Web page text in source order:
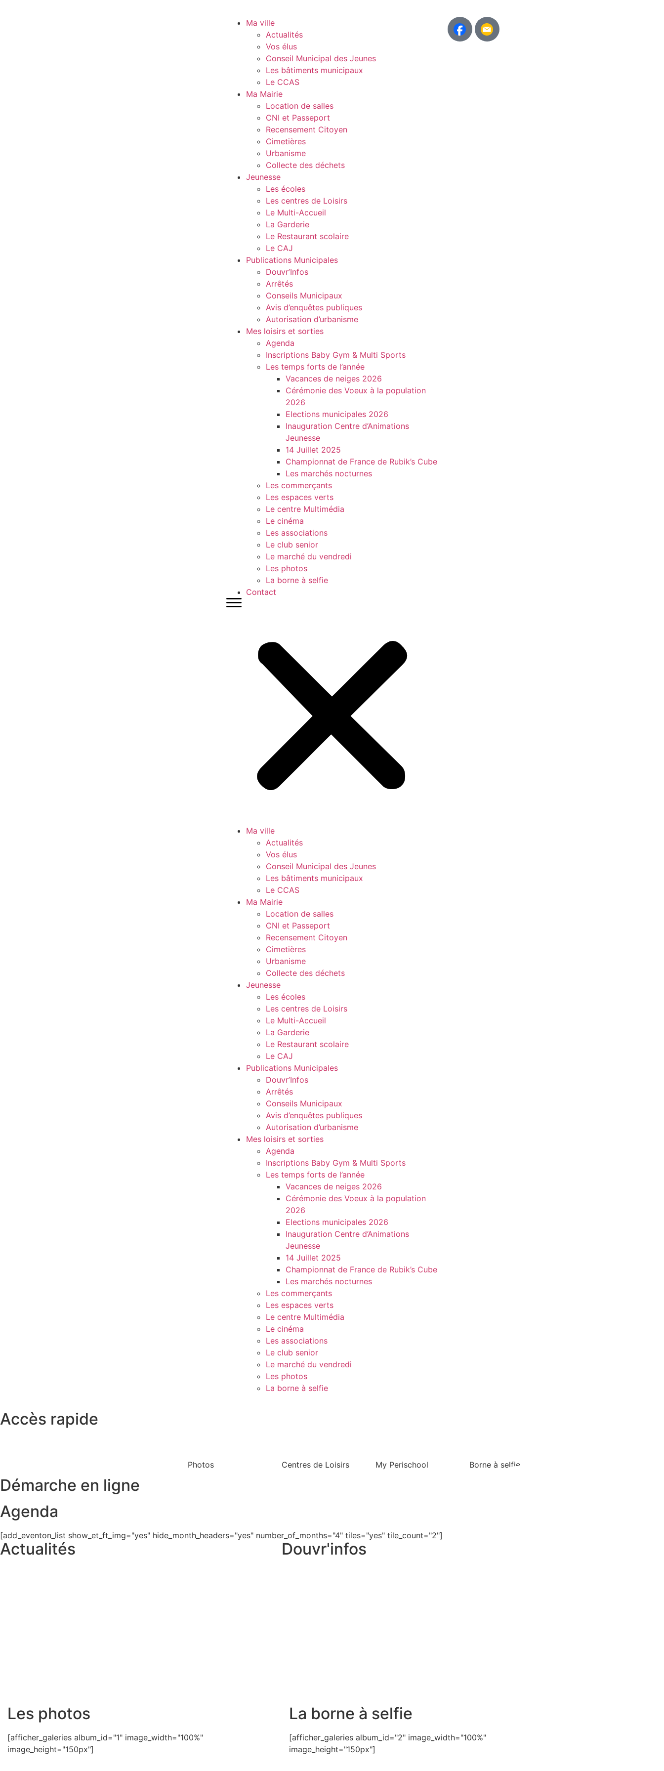
Ma ville
Actualités
Vos élus
Conseil Municipal des Jeunes
Les bâtiments municipaux
Le CCAS
Ma Mairie
Location de salles
CNI et Passeport
Recensement Citoyen
Cimetières
Urbanisme
Collecte des déchets
Jeunesse
Les écoles
Les centres de Loisirs
Le Multi-Accueil
La Garderie
Le Restaurant scolaire
Le CAJ
Publications Municipales
Douvr’Infos
Arrêtés
Conseils Municipaux
Avis d’enquêtes publiques
Autorisation d’urbanisme
Mes loisirs et sorties
Agenda
Inscriptions Baby Gym & Multi Sports
Les temps forts de l’année
Vacances de neiges 2026
Cérémonie des Voeux à la population
2026
Elections municipales 2026
Inauguration Centre d’Animations
Jeunesse
14 Juillet 2025
Championnat de France de Rubik’s Cube
Les marchés nocturnes
Les commerçants
Les espaces verts
Le centre Multimédia
Le cinéma
Les associations
Le club senior
Le marché du vendredi
Les photos
La borne à selfie
Contact
Ma ville
Actualités
Vos élus
Conseil Municipal des Jeunes
Les bâtiments municipaux
Le CCAS
Ma Mairie
Location de salles
CNI et Passeport
Recensement Citoyen
Cimetières
Urbanisme
Collecte des déchets
Jeunesse
Les écoles
Les centres de Loisirs
Le Multi-Accueil
La Garderie
Le Restaurant scolaire
Le CAJ
Publications Municipales
Douvr’Infos
Arrêtés
Conseils Municipaux
Avis d’enquêtes publiques
Autorisation d’urbanisme
Mes loisirs et sorties
Agenda
Inscriptions Baby Gym & Multi Sports
Les temps forts de l’année
Vacances de neiges 2026
Cérémonie des Voeux à la population
2026
Elections municipales 2026
Inauguration Centre d’Animations
Jeunesse
14 Juillet 2025
Championnat de France de Rubik’s Cube
Les marchés nocturnes
Les commerçants
Les espaces verts
Le centre Multimédia
Le cinéma
Les associations
Le club senior
Le marché du vendredi
Les photos
La borne à selfie
Accès rapide
Photos Centres de Loisirs My Perischool Borne à selfie
Démarche en ligne
Agenda
[add_eventon_list show_et_ft_img="yes" hide_month_headers="yes" number_of_months="4" tiles="yes" tile_count="2"]
Actualités Douvr'infos
Les photos
[afficher_galeries album_id="1" image_width="100%"
image_height="150px"]
La borne à selfie
[afficher_galeries album_id="2" image_width="100%"
image_height="150px"]